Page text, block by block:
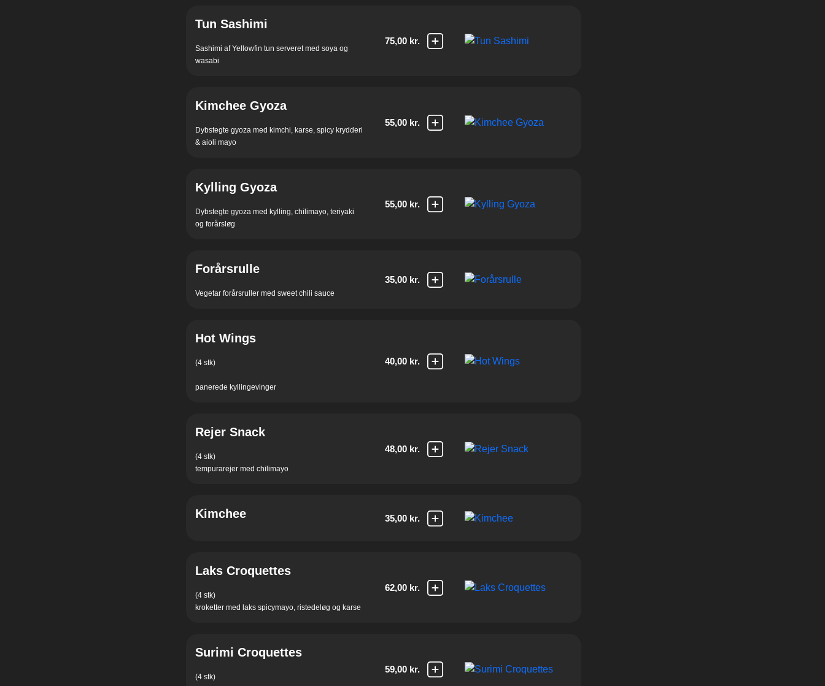
Tun Sashimi
Sashimi af Yellowfin tun serveret med soya og
wasabi
75,00 kr.
Kimchee Gyoza
Dybstegte gyoza med kimchi, karse, spicy krydderi
& aioli mayo
55,00 kr.
Kylling Gyoza
Dybstegte gyoza med kylling, chilimayo, teriyaki
og forårsløg
55,00 kr.
Forårsrulle
Vegetar forårsruller med sweet chili sauce
35,00 kr.
Hot Wings
(4 stk)
panerede kyllingevinger
40,00 kr.
Rejer Snack
(4 stk)
tempurarejer med chilimayo
48,00 kr.
Kimchee 35,00 kr.
Laks Croquettes
(4 stk)
kroketter med laks spicymayo, ristedeløg og karse
62,00 kr.
Surimi Croquettes
(4 stk)
59,00 kr.